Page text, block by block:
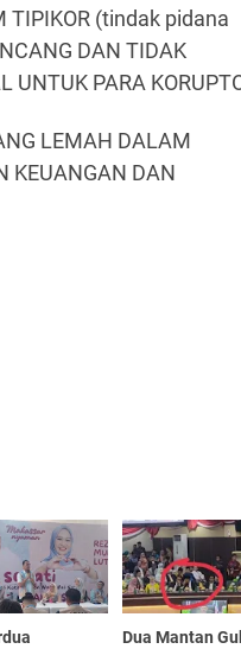
TIPIKOR (tindak pidana
DAN TIDAK
UNTUK PARA
LEMAH DALAM
KEUANGAN DAN
Dua Mantan